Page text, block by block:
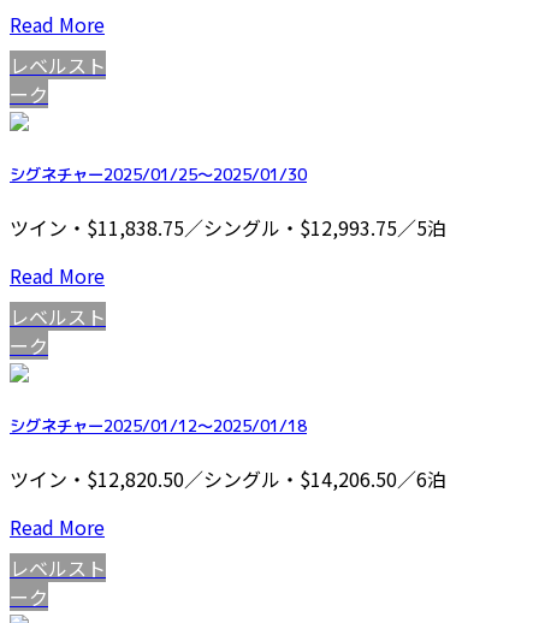
Read More
レベルスト
ーク
シグネチャー2025/01/25～2025/01/30
ツイン・$11,838.75／シングル・$12,993.75／5泊
Read More
レベルスト
ーク
シグネチャー2025/01/12～2025/01/18
ツイン・$12,820.50／シングル・$14,206.50／6泊
Read More
レベルスト
ーク